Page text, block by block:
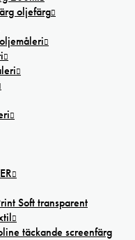
oljefärg
Soft transparent
täckande screenfärg